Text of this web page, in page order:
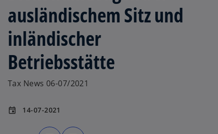
ausländischem Sitz und
inländischer
Betriebsstätte
Tax News 06-07/2021
event 14-07-2021
w